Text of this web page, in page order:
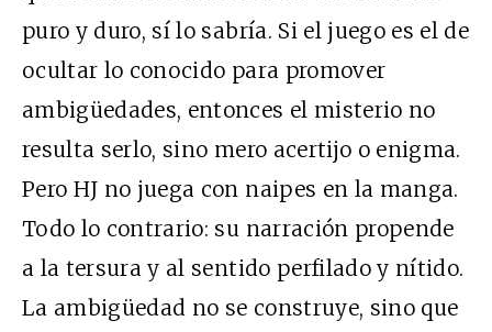
puro y duro, sí lo sabría. Si el juego es el de
ocultar lo conocido para promover
ambigüedades, entonces el misterio no
resulta serlo, sino mero acertijo o enigma.
Pero HJ no juega con naipes en la manga.
Todo lo contrario: su narración propende
a la tersura y al sentido perfilado y nítido.
La ambigüedad no se construye, sino que